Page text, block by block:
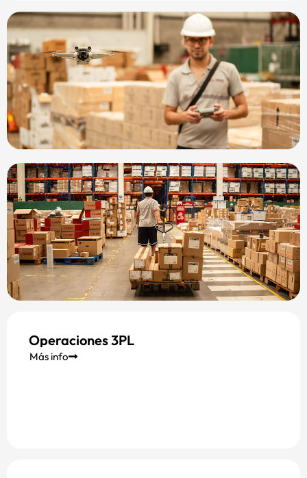
Operaciones 3PL
Más info